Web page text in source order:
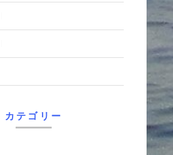
カテゴリー